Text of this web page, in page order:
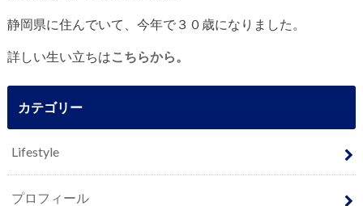
静岡県に住んでいて、今年で３０歳になりました。
詳しい生い立ちはこちらから。
カテゴリー
Lifestyle
プロフィール